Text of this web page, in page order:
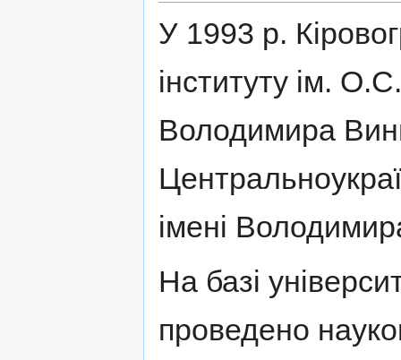
У 1993 р.
інституту ім.
Володимира
імені
На базі
проведено